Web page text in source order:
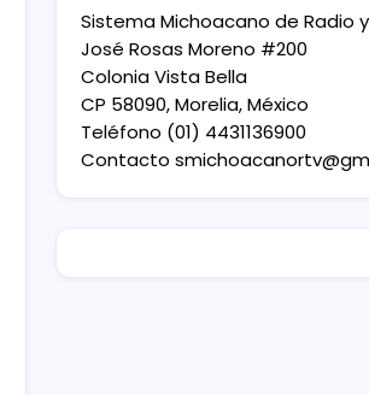
Sistema Michoacano de Radio
José Rosas Moreno #200
Colonia Vista Bella
CP 58090, Morelia, México
Teléfono (01) 4431136900
Contacto